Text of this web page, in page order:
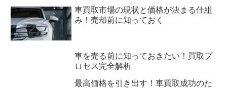
車買取市場の現状と価格が決まる仕組
み！売却前に知っておく
車を売る前に知っておきたい！買取プ
ロセス完全解析
最高価格を引き出す！車買取成功のた